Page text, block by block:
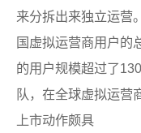
来分拆出来独立运营
国虚拟运营商用户的
的用户规模超过了
队，在全球虚拟运营
上市动作颇具